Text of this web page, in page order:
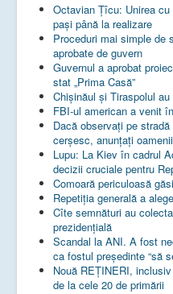
Octavian Țîcu: Unirea
pași până la realizare
Proceduri mai simple de
aprobate de guvern
Guvernul a aprobat
stat „Prima Casă”
Chișinăul și Tiraspolul
FBI-ul american a venit
Dacă observați pe
cerșesc, anunțați
Lupu: La Kiev în cadrul
decizii cruciale pentru
Comoară periculoasă
Repetiția generală a
Cîte semnături au
prezidențială
Scandal la ANI. A fost
ca fostul președinte “să
Nouă REȚINERI,
de la cele 20 de primării